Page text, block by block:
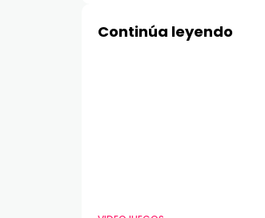
Continúa leyendo